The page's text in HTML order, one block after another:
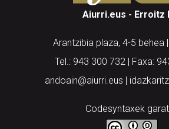
Aiurri.eus - Erroitz
Arantzibia plaza, 4-5 behea
Tel.: 943 300 732 | Faxa:
andoain@aiurri.eus |
Codesyntaxek